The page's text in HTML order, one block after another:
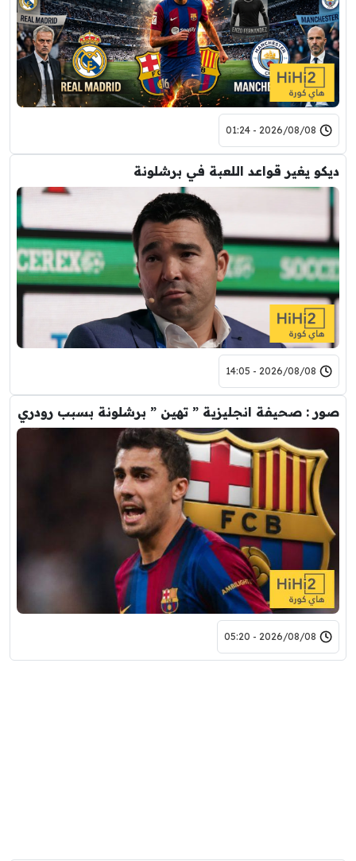
2026/08/08 - 01:24
ديكو يغير قواعد اللعبة في برشلونة
2026/08/08 - 14:05
صور : صحيفة انجليزية ” تهين ” برشلونة بسبب رودري
2026/08/08 - 05:20